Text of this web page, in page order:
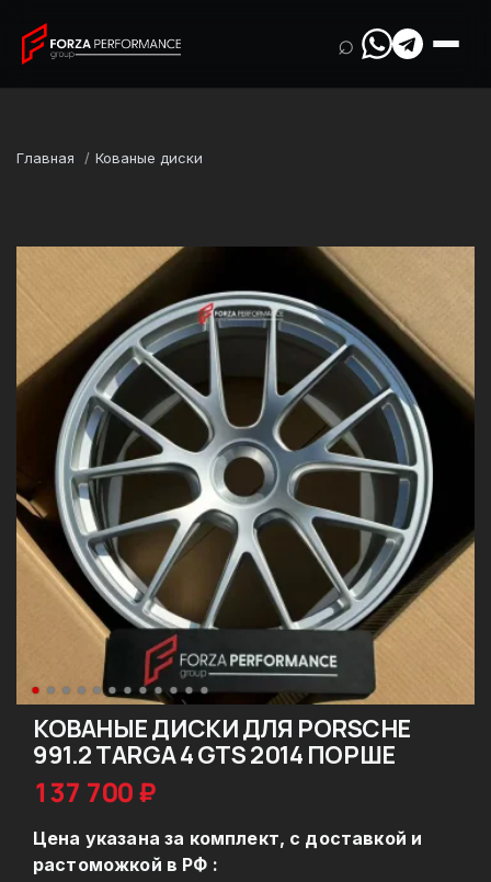
⌕
Главная Кованые диски
КОВАНЫЕ ДИСКИ ДЛЯ PORSCHE
991.2 TARGA 4 GTS 2014 ПОРШЕ
137 700 ₽
Цена указана за комплект, с доставкой и
растоможкой в РФ :
Porsche